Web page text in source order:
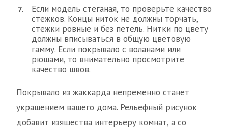
Если модель стеганая, то проверьте качество
стежков. Концы ниток не должны торчать,
стежки ровные и без петель. Нитки по цвету
должны вписываться в общую цветовую
гамму. Если покрывало с воланами или
рюшами, то внимательно просмотрите
качество швов.
Покрывало из жаккарда непременно станет
украшением вашего дома. Рельефный рисунок
добавит изящества интерьеру комнат, а со